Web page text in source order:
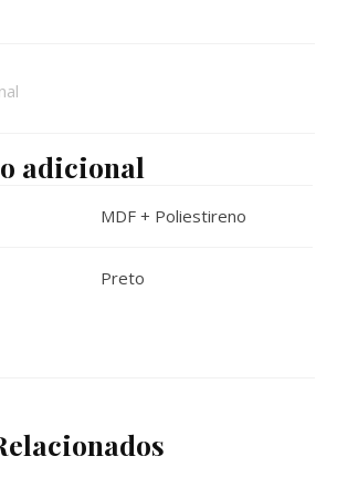
adicional
MDF + Poliestireno
Preto